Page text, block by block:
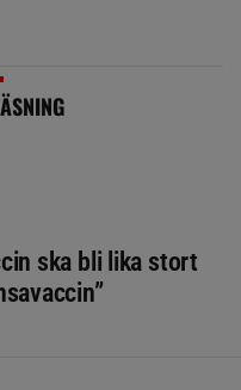
ska bli lika stort